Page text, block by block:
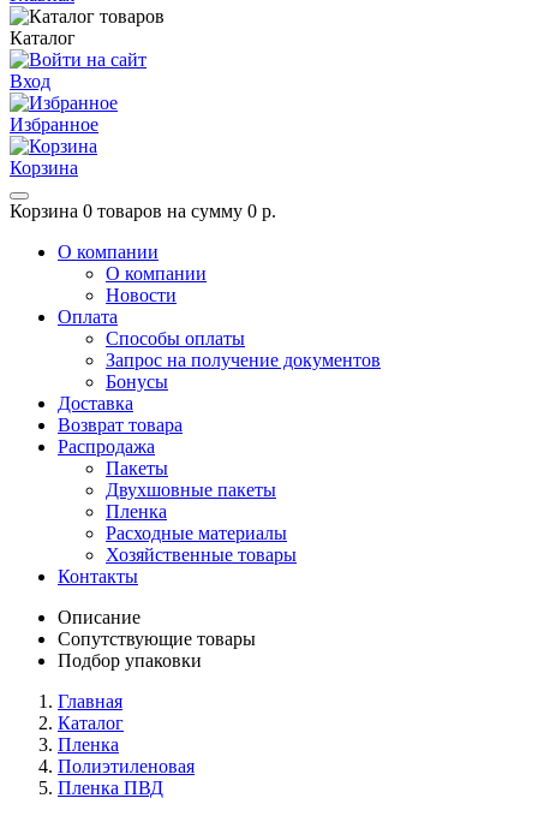
Каталог
Вход
Избранное
Корзина
Корзина 0 товаров на сумму 0 р.
О компании
О компании
Новости
Оплата
Способы оплаты
Запрос на получение документов
Бонусы
Доставка
Возврат товара
Распродажа
Пакеты
Двухшовные пакеты
Пленка
Расходные материалы
Хозяйственные товары
Контакты
Описание
Сопутствующие товары
Подбор упаковки
Главная
Каталог
Пленка
Полиэтиленовая
Пленка ПВД